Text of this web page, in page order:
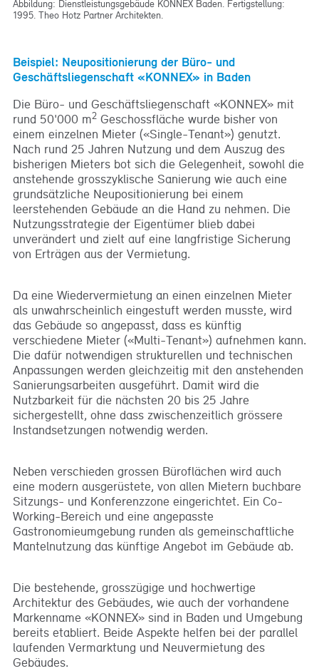
Abbildung: Dienstleistungsgebäude KONNEX Baden. Fertigstellung:
1995. Theo Hotz Partner Architekten.
Beispiel: Neupositionierung der Büro- und
Geschäftsliegenschaft «KONNEX» in Baden
Die Büro- und Geschäftsliegenschaft «KONNEX» mit
rund 50'000 m2 Geschossfläche wurde bisher von
einem einzelnen Mieter («Single-Tenant») genutzt.
Nach rund 25 Jahren Nutzung und dem Auszug des
bisherigen Mieters bot sich die Gelegenheit, sowohl die
anstehende grosszyklische Sanierung wie auch eine
grundsätzliche Neupositionierung bei einem
leerstehenden Gebäude an die Hand zu nehmen. Die
Nutzungsstrategie der Eigentümer blieb dabei
unverändert und zielt auf eine langfristige Sicherung
von Erträgen aus der Vermietung.
Da eine Wiedervermietung an einen einzelnen Mieter
als unwahrscheinlich eingestuft werden musste, wird
das Gebäude so angepasst, dass es künftig
verschiedene Mieter («Multi-Tenant») aufnehmen kann.
Die dafür notwendigen strukturellen und technischen
Anpassungen werden gleichzeitig mit den anstehenden
Sanierungsarbeiten ausgeführt. Damit wird die
Nutzbarkeit für die nächsten 20 bis 25 Jahre
sichergestellt, ohne dass zwischenzeitlich grössere
Instandsetzungen notwendig werden.
Neben verschieden grossen Büroflächen wird auch
eine modern ausgerüstete, von allen Mietern buchbare
Sitzungs- und Konferenzzone eingerichtet. Ein Co-
Working-Bereich und eine angepasste
Gastronomieumgebung runden als gemeinschaftliche
Mantelnutzung das künftige Angebot im Gebäude ab.
Die bestehende, grosszügige und hochwertige
Architektur des Gebäudes, wie auch der vorhandene
Markenname «KONNEX» sind in Baden und Umgebung
bereits etabliert. Beide Aspekte helfen bei der parallel
laufenden Vermarktung und Neuvermietung des
Gebäudes.